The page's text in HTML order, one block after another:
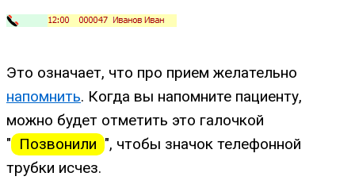
Это означает, что про прием желательно
напомнить. Когда вы напомните пациенту,
можно будет отметить это галочкой
" Позвонили ", чтобы значок телефонной
трубки исчез.